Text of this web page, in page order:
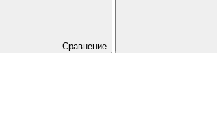
Сравнение